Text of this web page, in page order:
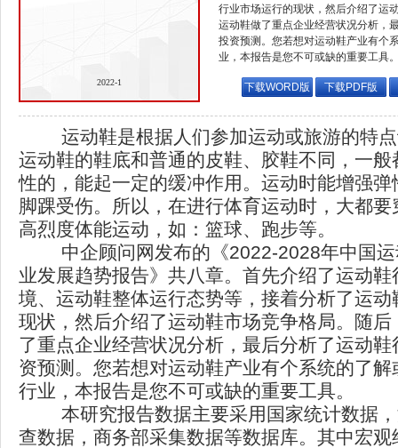
2022-1
行业市场运行的现状，然后介绍了运
运动鞋做了重点企业经营状况分析，
投资预测。您若想对运动鞋产业有个
业，本报告是您不可或缺的重要工具
下载WORD版 下载PDF版
运动鞋是根据人们参加运动或旅游的特点
运动鞋的鞋底和普通的皮鞋、胶鞋不同，一
性的，能起一定的缓冲作用。运动时能增强
脚踝受伤。所以，在进行体育运动时，大都
高烈度体能运动，如：篮球、跑步等。
中企顾问网发布的《2022-2028年中国运
业发展趋势报告》共八章。首先介绍了运动
境、运动鞋整体运行态势等，接着分析了运
现状，然后介绍了运动鞋市场竞争格局。随
了重点企业经营状况分析，最后分析了运动
资预测。您若想对运动鞋产业有个系统的了
行业，本报告是您不可或缺的重要工具。
本研究报告数据主要采用国家统计数据，
查数据，商务部采集数据等数据库。其中宏